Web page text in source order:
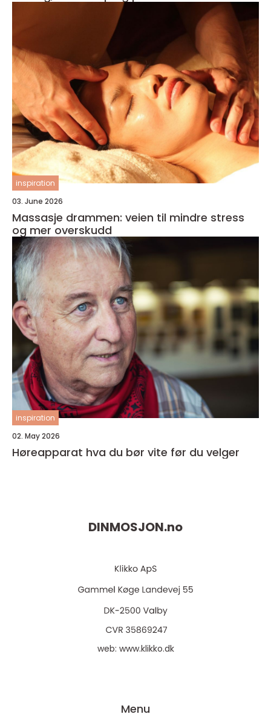
inspiration
03. June 2026
Massasje drammen: veien til mindre stress
og mer overskudd
inspiration
02. May 2026
Høreapparat hva du bør vite før du velger
DINMOSJON.no
web: www.klikko.dk
Menu